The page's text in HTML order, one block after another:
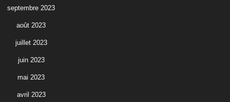
septembre 2023
août 2023
juillet 2023
juin 2023
mai 2023
avril 2023